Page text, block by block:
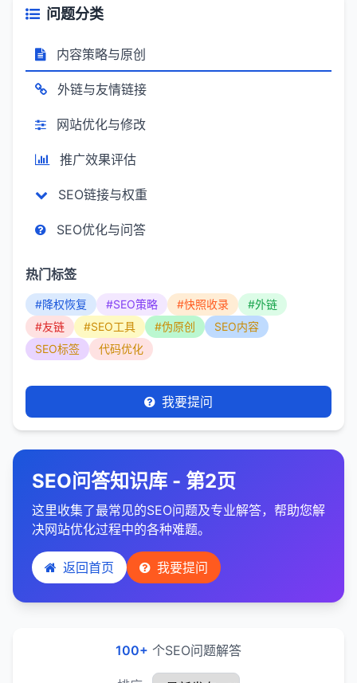
问题分类
内容策略与原创
外链与友情链接
网站优化与修改
推广效果评估
SEO链接与权重
SEO优化与问答
热门标签
#降权恢复 #SEO策略 #快照收录
#外链
#友链
#SEO工具 #伪原创
SEO内容
SEO标签
代码优化
我要提问
SEO问答知识库 - 第2页
这里收集了最常见的SEO问题及专业解答，帮助您解
决网站优化过程中的各种难题。
返回首页 我要提问
100+ 个SEO问题解答